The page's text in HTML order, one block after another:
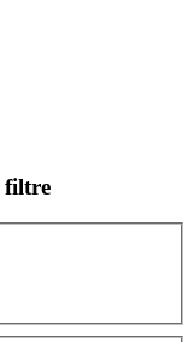
filtre